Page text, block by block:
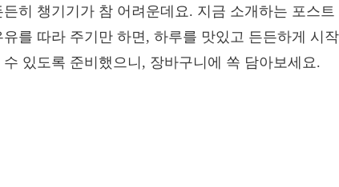
히 챙기기가 참 어려운데요. 지금 소개하는 포스
를 따라 주기만 하면, 하루를 맛있고 든든하게 시
있도록 준비했으니, 장바구니에 쏙 담아보세요.